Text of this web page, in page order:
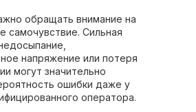
обращать внимание на
самочувствие. Сильная
напряжение или потеря
могут значительно
ошибки даже у
оператора.